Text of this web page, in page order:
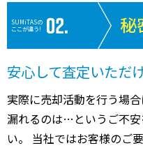
SUMiTASの
ここが違う!
秘
安心して査定いただ
実際に売却活動を行う場
漏れるのは…というご不
い。 当社ではお客様のご